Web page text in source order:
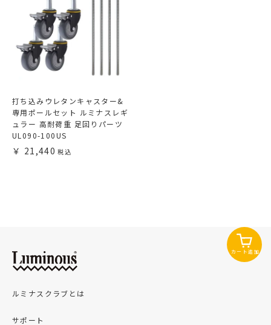
打ち込みウレタンキャスター&
専用ポールセット ルミナスレギ
ュラー 高耐荷重 足回りパーツ
UL090-100US
21,440
カート追加
ルミナスクラブとは
サポート